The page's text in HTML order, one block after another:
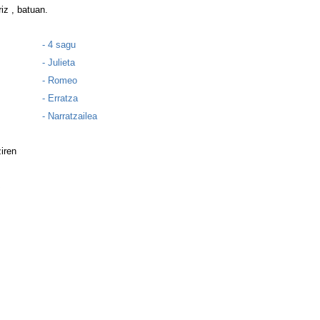
, batuan.
- 4 sagu
- Julieta
- Romeo
- Erratza
- Narratzailea